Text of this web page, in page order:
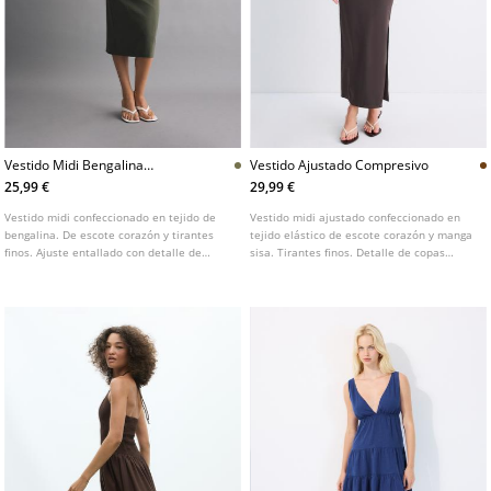
Vestido Midi Bengalina
Tirantes
25,99 €
Vestido midi confeccionado en tejido de
bengalina. De escote corazón y tirantes
finos. Ajuste entallado con detalle de
Vestido Ajustado Compresivo
29,99 €
Vestido midi ajustado confeccionado en
tejido elástico de escote corazón y manga
sisa. Tirantes finos. Detalle de copas